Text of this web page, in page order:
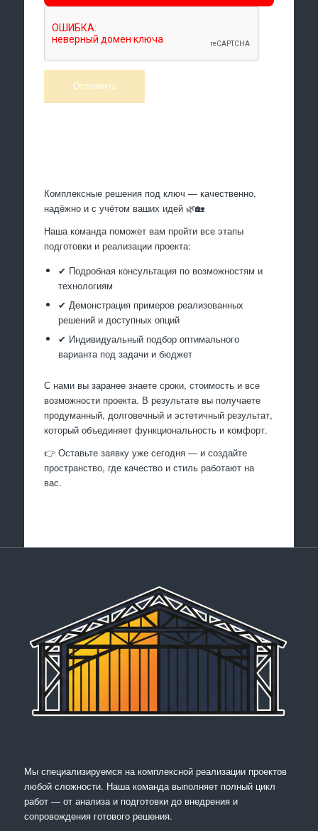
Комплексные решения под ключ — качественно,
надёжно и с учётом ваших идей 🌿🏡
Наша команда поможет вам пройти все этапы
подготовки и реализации проекта:
✔ Подробная консультация по возможностям и
технологиям
✔ Демонстрация примеров реализованных
решений и доступных опций
✔ Индивидуальный подбор оптимального
варианта под задачи и бюджет
С нами вы заранее знаете сроки, стоимость и все
возможности проекта. В результате вы получаете
продуманный, долговечный и эстетичный результат,
который объединяет функциональность и комфорт.
👉 Оставьте заявку уже сегодня — и создайте
пространство, где качество и стиль работают на
вас.
Мы специализируемся на комплексной реализации проектов
любой сложности. Наша команда выполняет полный цикл
работ — от анализа и подготовки до внедрения и
сопровождения готового решения.